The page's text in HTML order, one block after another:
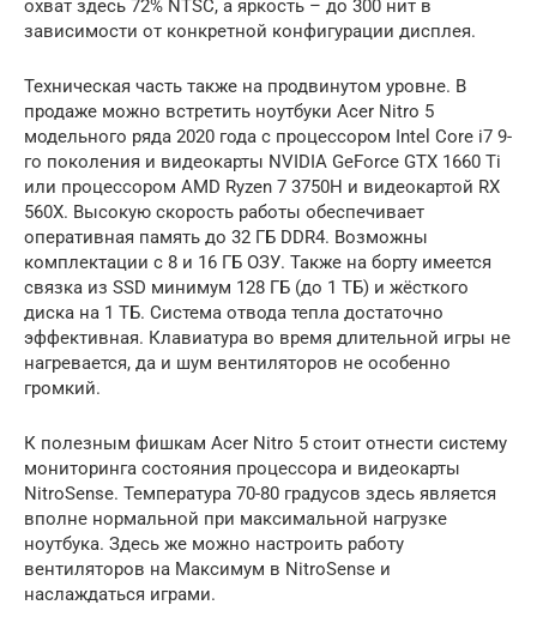
охват здесь 72% NTSC, а яркость – до 300 нит в
зависимости от конкретной конфигурации дисплея.
Техническая часть также на продвинутом уровне. В
продаже можно встретить ноутбуки Acer Nitro 5
модельного ряда 2020 года с процессором Intel Core i7 9-
го поколения и видеокарты NVIDIA GeForce GTX 1660 Ti
или процессором AMD Ryzen 7 3750H и видеокартой RX
560X. Высокую скорость работы обеспечивает
оперативная память до 32 ГБ DDR4. Возможны
комплектации с 8 и 16 ГБ ОЗУ. Также на борту имеется
связка из SSD минимум 128 ГБ (до 1 ТБ) и жёсткого
диска на 1 ТБ. Система отвода тепла достаточно
эффективная. Клавиатура во время длительной игры не
нагревается, да и шум вентиляторов не особенно
громкий.
К полезным фишкам Acer Nitro 5 стоит отнести систему
мониторинга состояния процессора и видеокарты
NitroSense. Температура 70-80 градусов здесь является
вполне нормальной при максимальной нагрузке
ноутбука. Здесь же можно настроить работу
вентиляторов на Максимум в NitroSense и
наслаждаться играми.